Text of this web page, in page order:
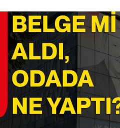
EĞİTİM
MAGAZİN
SAĞLIK
SPOR
11:11 MANŞET
Son Dakika Haberleri
Haber Arşivi